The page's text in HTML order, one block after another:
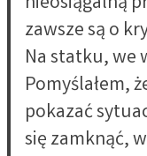
zawsze są o
Na statku, we
Pomyślałem,
pokazać
się zamknąć,